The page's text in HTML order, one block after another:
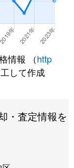
情報 （http
して作成
・査定情報を